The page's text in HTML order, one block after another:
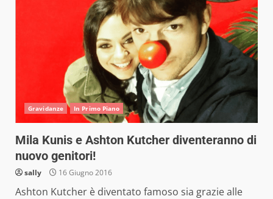
Gravidanze In Primo Piano
Mila Kunis e Ashton Kutcher diventeranno di
nuovo genitori!
sally 16 Giugno 2016
Ashton Kutcher è diventato famoso sia grazie alle